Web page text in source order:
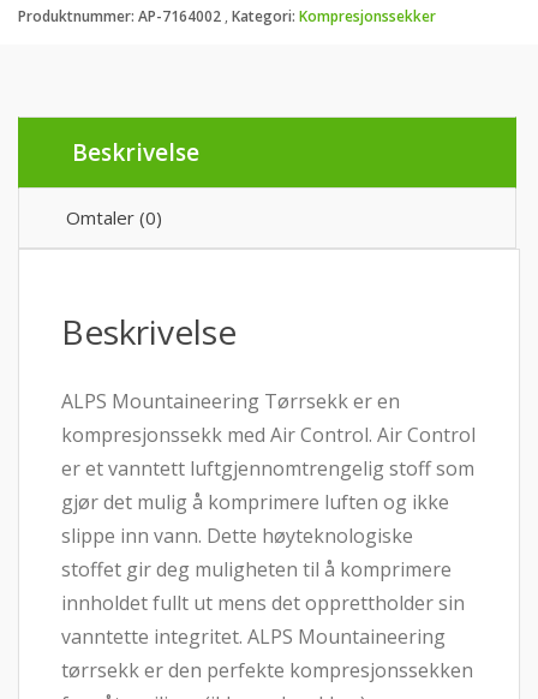
var:
349 kr.
er:
199 kr.
Produktnummer: AP-7164002 Kategori: Kompresjonssekker
Beskrivelse
Omtaler (0)
Beskrivelse
ALPS Mountaineering Tørrsekk er en
kompresjonssekk med Air Control. Air Control
er et vanntett luftgjennomtrengelig stoff som
gjør det mulig å komprimere luften og ikke
slippe inn vann. Dette høyteknologiske
stoffet gir deg muligheten til å komprimere
innholdet fullt ut mens det opprettholder sin
vanntette integritet. ALPS Mountaineering
tørrsekk er den perfekte kompresjonssekken